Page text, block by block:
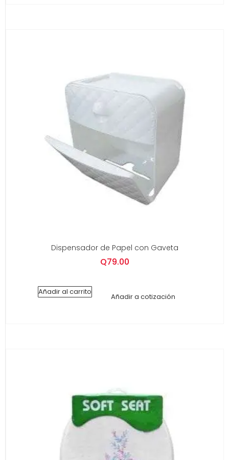
Dispensador de Papel con Gaveta
Q79.00
Añadir al carrito
Añadir a cotización